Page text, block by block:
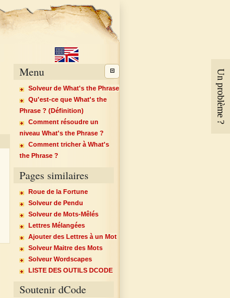
Menu
Solveur de What's the Phrase
Qu'est-ce que What's the
Phrase ? (Définition)
Comment résoudre un
niveau What's the Phrase ?
Comment tricher à What's
the Phrase ?
Pages similaires
Roue de la Fortune
Solveur de Pendu
Solveur de Mots-Mêlés
Lettres Mélangées
Ajouter des Lettres à un Mot
Solveur Maitre des Mots
Solveur Wordscapes
LISTE DES OUTILS DCODE
Soutenir dCode
Un problème ?